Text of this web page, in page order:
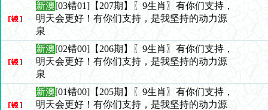
新澳[03错01]【207期】〖9生肖〗有你们支持，
明天会更好！有你们支持，是我坚持的动力源
泉
新澳[02错00]【206期】〖9生肖〗有你们支持，
明天会更好！有你们支持，是我坚持的动力源
泉
新澳[01错00]【205期】〖9生肖〗有你们支持，
明天会更好！有你们支持，是我坚持的动力源